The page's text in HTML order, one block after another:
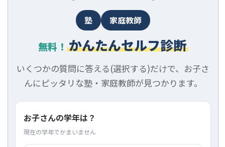
塾 家庭教師
無料！ かんたんセルフ診断
いくつかの質問に答える(選択する)だけで、お子さ
んにピッタリな塾・家庭教師が見つかります。
お子さんの学年は？
現在の学年でかまいません